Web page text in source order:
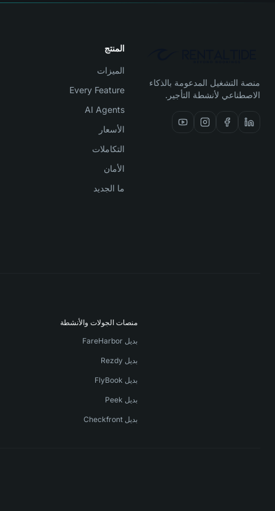
منصة التشغيل المدعومة بالذكاء
الاصطناعي لأنشطة التأجير.
المنتج
الميزات
Every Feature
AI Agents
الأسعار
التكاملات
الأمان
ما الجديد
منصات الجولات والأنشطة
بديل FareHarbor
بديل Rezdy
بديل FlyBook
بديل Peek
بديل Checkfront